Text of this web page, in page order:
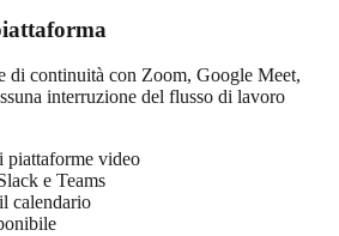
di continuità con Zoom, Google Meet,
interruzione del flusso di lavoro
piattaforme video
e Teams
calendario